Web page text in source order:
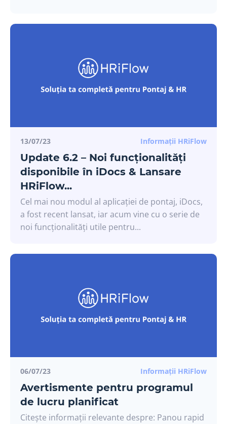
13/07/23 Informații HRiFlow
Update 6.2 – Noi funcționalități
disponibile în iDocs & Lansare
HRiFlow...
Cel mai nou modul al aplicației de pontaj, iDocs,
a fost recent lansat, iar acum vine cu o serie de
noi funcționalități utile pentru...
06/07/23 Informații HRiFlow
Avertismente pentru programul
de lucru planificat
Citește informații relevante despre: Panou rapid